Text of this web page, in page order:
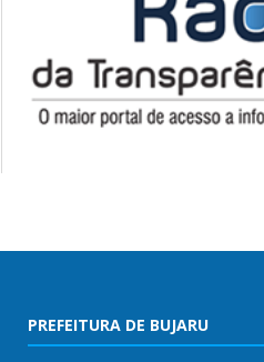
PREFEITURA DE BUJARU